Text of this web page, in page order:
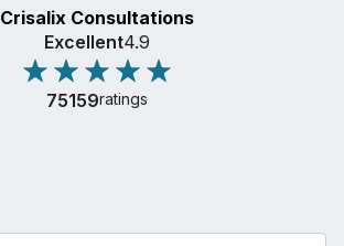
Crisalix Consultations
Excellent4.9
75159ratings